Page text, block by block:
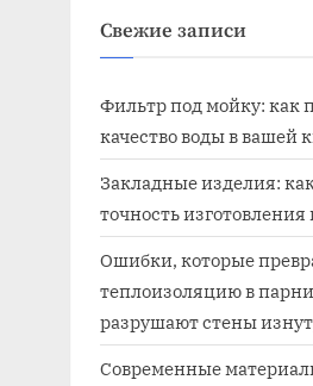
Свежие записи
Фильтр под мойку: как
качество воды в вашей
Закладные изделия:
точность изготовления
Ошибки, которые
теплоизоляцию в
разрушают стены
Современные